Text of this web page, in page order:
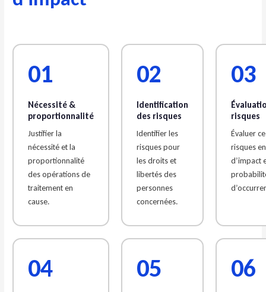
01
Nécessité &
proportionnalité
Justifier la
nécessité et la
proportionnalité
des opérations de
traitement en
cause.
02
Identification
des risques
Identifier les
risques pour
les droits et
libertés des
personnes
concernées.
03
risques
Évaluer
risques
d’impact
04 05 06